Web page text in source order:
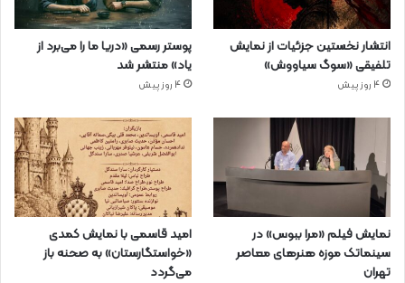
انتشار نخستین جزئیات از نمایش
تلفیقی «سوگ سیاووش»
4 روز پیش
پوستر رسمی «دریا ما را می‌برد از
یاد» منتشر شد
4 روز پیش
نمایش فیلم «مرا ببوس» در
سینماتک موزه هنرهای معاصر
تهران
امید قاسمی با نمایش کمدی
«خواستگارستان» به صحنه باز
می‌گردد